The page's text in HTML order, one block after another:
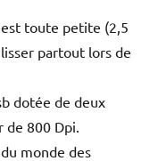
toute petite (2,5
partout lors de
dotée de deux
800 Dpi.
monde des